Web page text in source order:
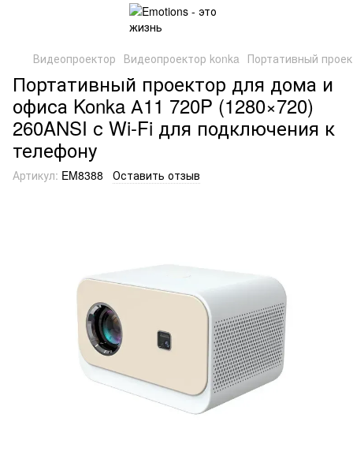
Видеопроектор Видеопроектор konka Портативный
Портативный проектор для дома и
офиса Konka А11 720P (1280×720)
260ANSI с Wi-Fi для подключения к
телефону
Артикул: EM8388 Оставить отзыв